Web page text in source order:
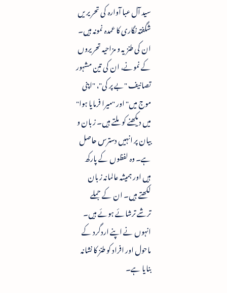
سید آل عبا آوارہ کی تحریریں
شگفتہ نگاری کا عمدہ نمونہ ہیں۔
ان کی طنزیہ و مزاحیہ تحریروں
کے نمونے، ان کی تین مشہور
تصانیف "بے پر کی"، "اپنی
موج میں" اور "میرا فرمایا ہوا"
میں دیکھنے کو ملتے ہیں۔ زبان و
بیان پر انہیں دسترس حاصل
ہے۔ وہ لفظوں کے پارکھ
ہیں اور ہمیشہ عالمانہ زبان
لکھتے ہیں۔ ان کے جملے
ترشے ترشائے ہوئے ہیں۔
انہوں نے اپنے اردگرد کے
ماحول اور افراد کو طنز کا نشانہ
بنایا ہے۔